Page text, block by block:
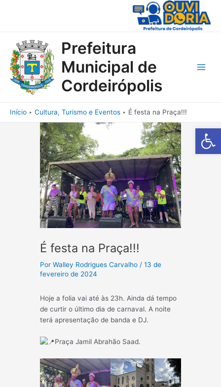
Barra de
Prefeitura
Municipal de
Cordeirópolis
Início Cultura, Turismo e Eventos É festa na Praça!!!
É festa na Praça!!!
PorWalley Rodrigues Carvalho/13 de
fevereiro de 2024
Hoje a folia vai até às 23h. Ainda dá tempo
de curtir o último dia de carnaval. A noite
terá apresentação de banda e DJ.
Praça Jamil Abrahão Saad.